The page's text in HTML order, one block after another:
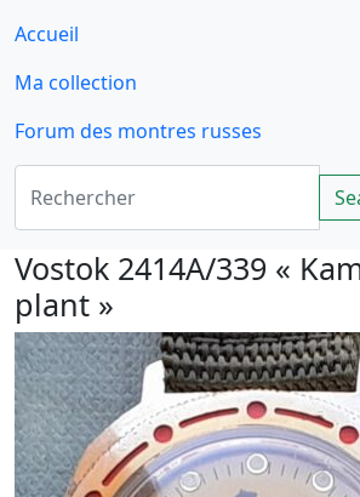
Accueil
Ma collection
Forum des montres russes
Vostok 2414A/339 «
plant »